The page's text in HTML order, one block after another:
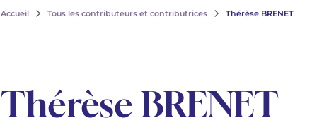
Accueil Tous les contributeurs et contributrices Thérèse BRENET
Thérèse BRENET